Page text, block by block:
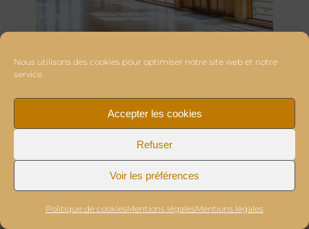
Nous utilisons des cookies pour optimiser notre site web et notre
service.
Accepter les cookies
Refuser
Voir les préférences
Politique de cookiesMentions légalesMentions légales